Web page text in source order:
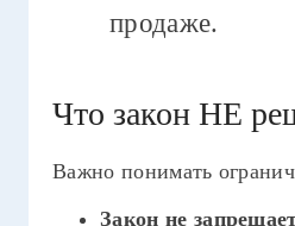
продаже.
Что закон НЕ
Важно понимать
Закон не